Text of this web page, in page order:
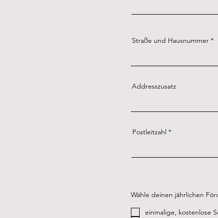
Straße und Hausnummer
Addresszusatz
Postleitzahl
Wähle deinen jährlichen
einmalige, kostenlose